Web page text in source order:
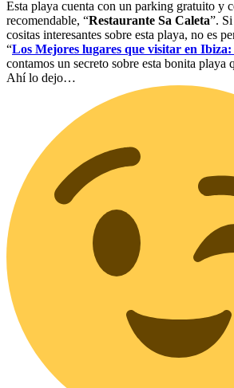
Esta playa cuenta con un parking gratuito y
recomendable, “Restaurante Sa Caleta”.
cositas interesantes sobre esta playa, no es
“Los Mejores lugares que visitar en
contamos un secreto sobre esta bonita playa
Ahí lo dejo…